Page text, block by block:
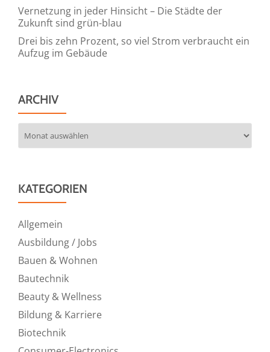
Vernetzung in jeder Hinsicht – Die Städte der
Zukunft sind grün-blau
Drei bis zehn Prozent, so viel Strom verbraucht ein
Aufzug im Gebäude
ARCHIV
KATEGORIEN
Allgemein
Ausbildung / Jobs
Bauen & Wohnen
Bautechnik
Beauty & Wellness
Bildung & Karriere
Biotechnik